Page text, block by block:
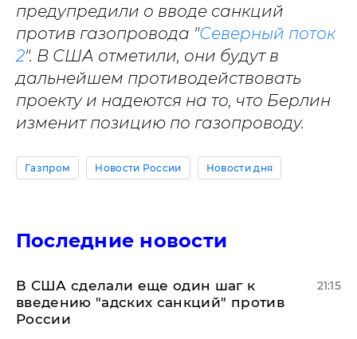
предупредили о вводе санкций
против газопровода "Северный поток
2". В США отметили, они будут в
дальнейшем противодействовать
проекту и надеются на то, что Берлин
изменит позицию по газопроводу.
Газпром Новости России Новости дня
Последние новости
В США сделали еще один шаг к
введению "адских санкций" против
России
21:15